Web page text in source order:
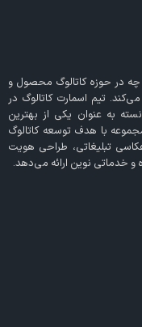
چه در حوزه کاتالوگ محصول و
تیم اسمارت کاتالوگ در
به عنوان یکی از بهترین
با هدف توسعه کاتالوگ
تبلیغاتی، طراحی هویت
و خدماتی نوین ارائه می‌دهد.